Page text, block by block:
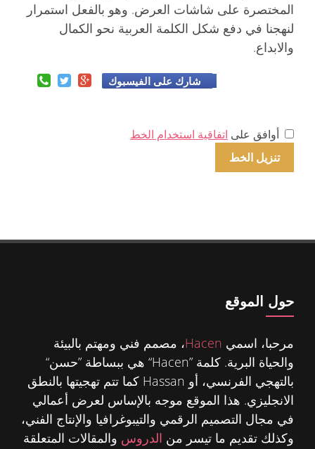
المختصرة على شاشات العرض. وهو بالفعل استمرار
لنهجنا في دفع شكل الكلمة العربية نحو الكمال
والابداع.
شارك على الفيسبوك
أوافق على اتفاقية استخدام الخط
حول الموقع
مرحبا، اسمي Hacen، مصمم فني ومهتم بالبيئة
والحياة البرية. كلمة ”Hacen“ هي ببساطة ”حسن“
بالتهجي الفرنسي، أو Hassan كما تتم تهجيتها بالنطق
الانجليزي. هذا الموقع موجه بالإساس لعرض أعمالي
في مجال التصميم الرقمي والتيبوغرافيا والإنتاج الفني،
وكذلك تقديم ما تيسر من الدروس والمقالات المتعلقة